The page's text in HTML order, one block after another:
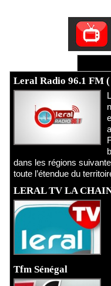
Leral Radio 96.1 FM
dans les régions
toute l’étendue du
LERAL TV LA
Tfm Sénégal